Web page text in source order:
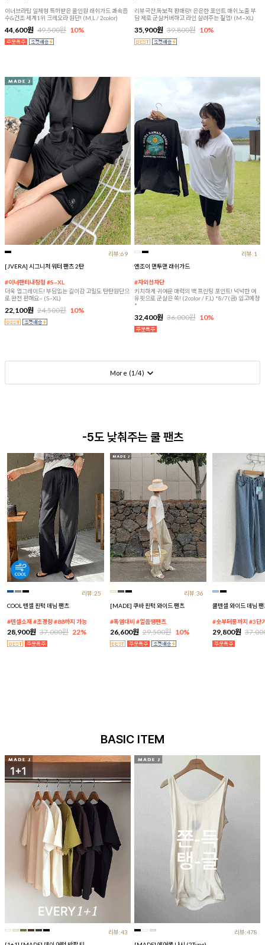
이너브라탑 일체형 특허받은 올인원 래쉬가드 쾌속흡
수&건조 세계1위 크레오라 원단! (M,L / 2color)
44,600원 49,500원 10%
리뷰극찬,독보적 판매량! 은은한 포인트 매쉬,노출 부
담 제로 군살커버하고 라인 살려주는 짚업! (M~XL)
35,900원 39,800원 10%
리뷰:69
[JVERA] 시그니처 워터 팬츠 2탄
#이너팬티내장형 #S~XL
더욱 업그레이드! 부담없는 길이감 고밀도 탄탄원단으
로 완전 편해요~ (S~XL)
22,100원 24,500원 10%
리뷰:1
엔조이 맨투맨 래쉬가드
#자외선차단
키치하게 귀여운 매력의 백 프린팅 포인트! 넉넉한 여
유핏으로 군살은 쏙! (2color / F,L) *8/7(금) 입고예정
*
32,400원 36,000원 10%
More (1 /4)
-5도 낮춰주는 쿨 팬츠
리뷰:25
COOL 텐셀 핀턱 데님 팬츠
#텐셀소재 #초경량 #88까지 가능
28,900원 37,000원 22%
리뷰:36
[MADE] 쿠바 핀턱 와이드 팬츠
#폭염대비 #얼음땡팬츠
26,600원 29,500원 10%
쿨텐셀 와이드 데님 팬
#숏부터롱까지 #3단
29,800원
BASIC ITEM
리뷰:43
리뷰:478